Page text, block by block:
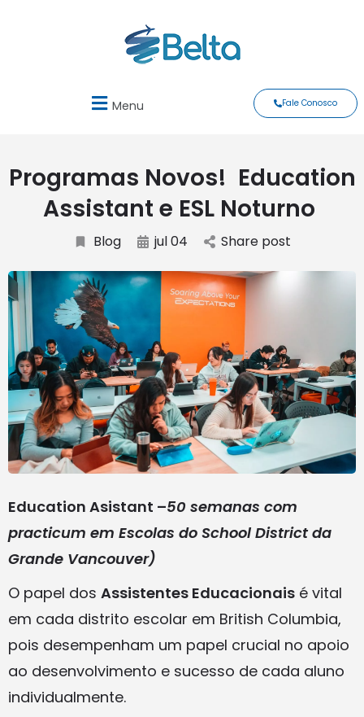
Menu Fale Conosco
Programas Novos! Education
Assistant e ESL Noturno
Blog jul 04 Share post
Education Asistant –50 semanas com
practicum em Escolas do School District da
Grande Vancouver)
O papel dos Assistentes Educacionais é vital
em cada distrito escolar em British Columbia,
pois desempenham um papel crucial no apoio
ao desenvolvimento e sucesso de cada aluno
individualmente.